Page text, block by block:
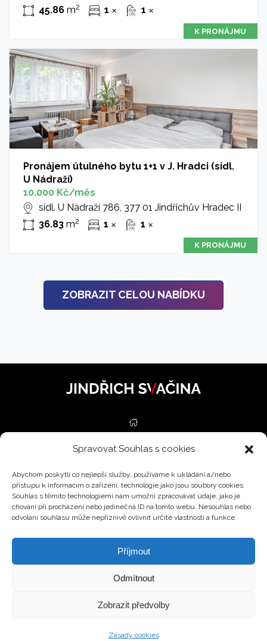
Spravovat Souhlas s cookies
Abychom poskytli co nejlepší služby, používáme k ukládání a/nebo
přístupu k informacím o zařízení, technologie jako jsou soubory cookies.
Souhlas s těmito technologiemi nám umožní zpracovávat údaje, jako je
chování při procházení nebo jedinečná ID na tomto webu. Nesouhlas nebo
odvolání souhlasu může nepříznivě ovlivnit určité vlastnosti a funkce.
Příjmout
Odmítnout
Zobrazit předvolby
Zásady cookies
45.86m2 1 ✕ 1 ✕
K PRONÁJMU
Pronájem útulného bytu 1+1 v J. Hradci (sídl.
U Nádraží)
10.000 Kč/měs
sídl. U Nádraží 786, 377 01 Jindřichův Hradec II
36.83m2 1 ✕ 1 ✕
K PRONÁJMU
ZOBRAZIT CELOU NABÍDKU
NEMOVITOSTI
SLUŽBY
ODHADY
KONTAKT